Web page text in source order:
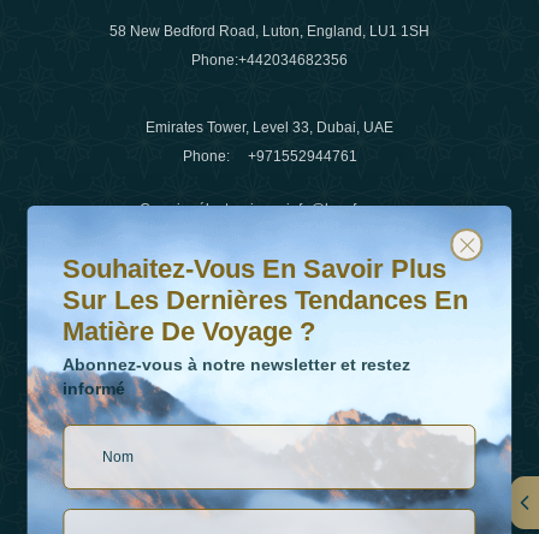
58 New Bedford Road, Luton, England, LU1 1SH
Phone:+442034682356
Emirates Tower, Level 33, Dubai, UAE
Phone: +971552944761
Courrier électronique:info@luxafar.com
WhatsApp N°
+442034682356
+971552944761
LIENS
Souhaitez-vous en savoir plus sur les dernières
Abonnez-vous à notre newsletter et restez informé
Souhaitez-Vous En Savoir Plus
Sur Les Dernières Tendances En
Matière De Voyage ?
Abonnez-vous à notre newsletter et restez
informé